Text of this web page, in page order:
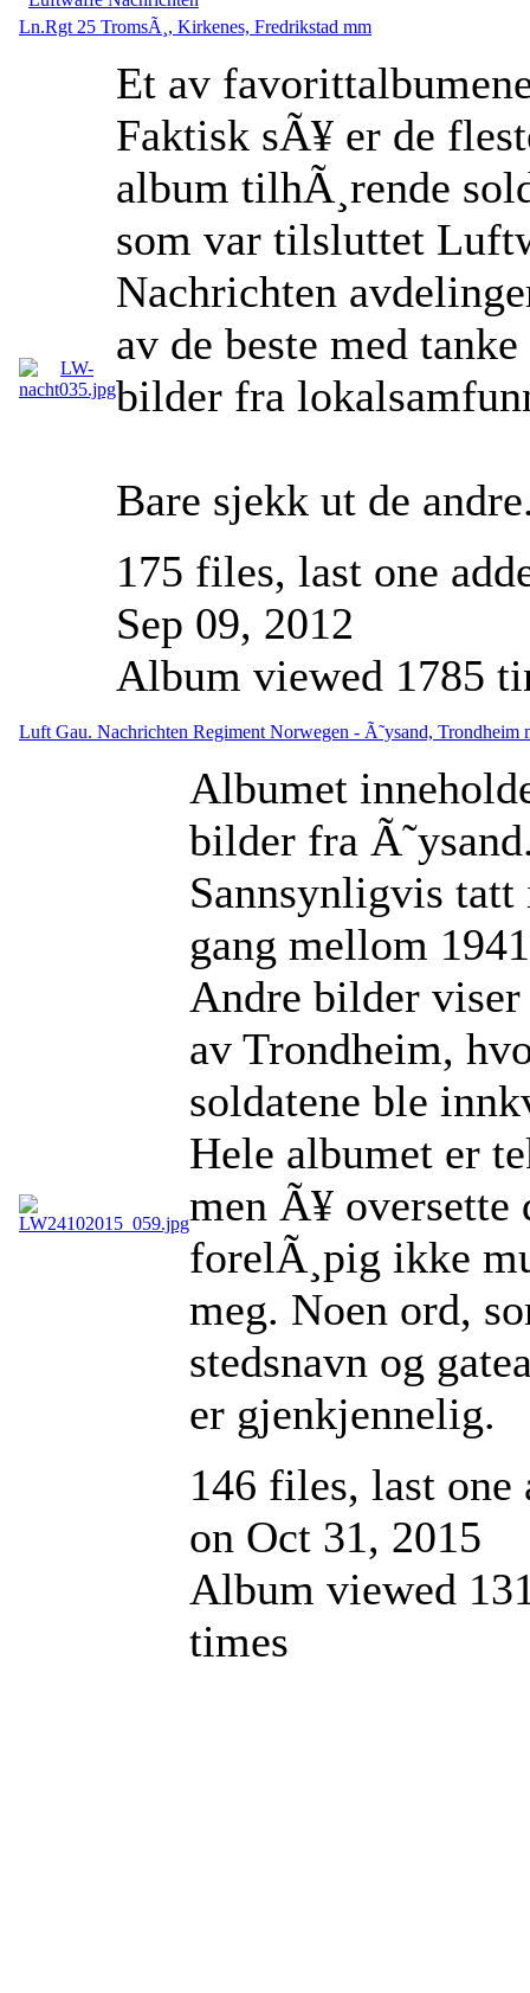
Ln.Rgt 25 TromsÃ¸, Kirkenes, Fredrikstad mm
Et av
Faktisk sÃ¥ er de
album tilhÃ¸rende
som var tilsluttet
Nachrichten
av de beste med
bilder fra
Bare sjekk ut de
175 files, last one
Sep 09, 2012
Album viewed 1785
Luft Gau. Nachrichten Regiment Norwegen - Ã˜ysand, Trondheim
Albumet
bilder fra
Sannsynligvis tatt
gang mellom
Andre bilder viser
av Trondheim,
soldatene ble
Hele albumet er
men Ã¥ oversette
forelÃ¸pig ikke
meg. Noen ord,
stedsnavn og
er gjenkjennelig.
146 files, last one
on Oct 31, 2015
Album viewed
times